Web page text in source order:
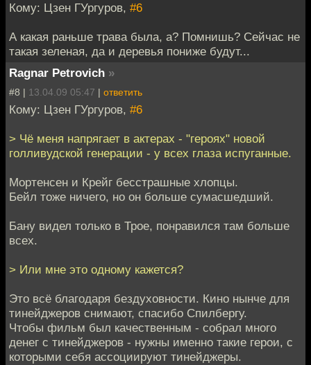
Кому: Цзен ГУргуров, #6
А какая раньше трава была, а? Помнишь? Сейчас не
такая зеленая, да и деревья пониже будут...
Ragnar Petrovich »
#8 | 13.04.09 05:47 | ответить
Кому: Цзен ГУргуров, #6
> Чё меня напрягает в актерах - "героях" новой
голливудской генерации - у всех глаза испуганные.
Мортенсен и Крейг бесстрашные хлопцы.
Бейл тоже ничего, но он больше сумасшедший.
Бану видел только в Трое, понравился там больше
всех.
> Или мне это одному кажется?
Это всё благодаря бездуховности. Кино нынче для
тинейджеров снимают, спасибо Спилбергу.
Чтобы фильм был качественным - собрал много
денег с тинейджеров - нужны именно такие герои, с
которыми себя ассоциируют тинейджеры.